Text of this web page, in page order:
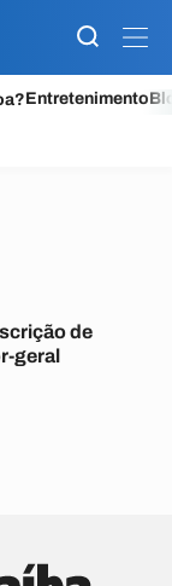
Entretenimento
de
geral